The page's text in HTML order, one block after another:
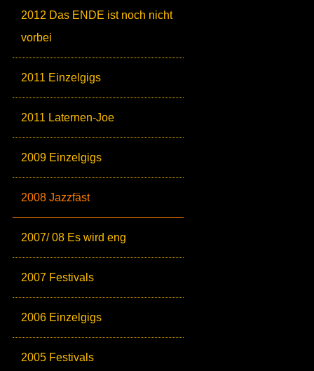
2012 Das ENDE ist noch nicht
vorbei
2011 Einzelgigs
2011 Laternen-Joe
2009 Einzelgigs
2008 Jazzfäst
2007/ 08 Es wird eng
2007 Festivals
2006 Einzelgigs
2005 Festivals